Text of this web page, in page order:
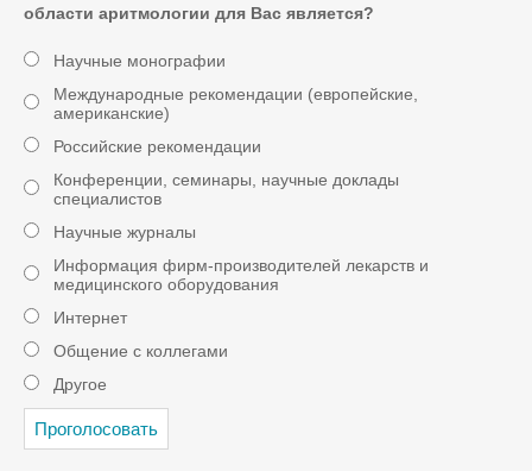
области аритмологии для Вас является?
Научные монографии
Международные рекомендации (европейские,
американские)
Российские рекомендации
Конференции, семинары, научные доклады
специалистов
Научные журналы
Информация фирм-производителей лекарств и
медицинского оборудования
Интернет
Общение с коллегами
Другое